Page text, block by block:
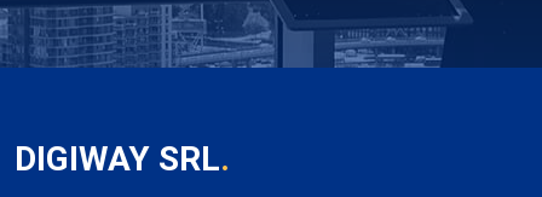
DIGIWAY SRL.